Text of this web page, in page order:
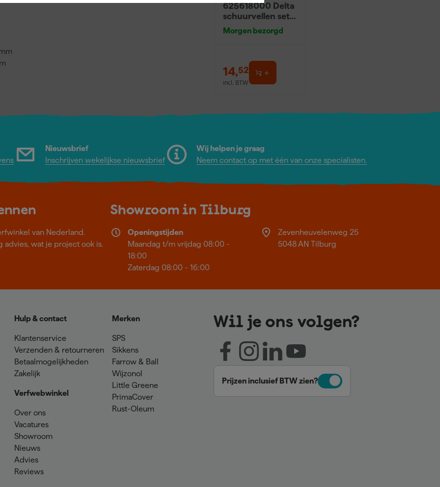
625618000 Delta
schuurvellen set
voor verf en lak -
100x150mm -
Morgen bezorgd
14,52
incl. BTW
Nieuwsbrief
Inschrijven wekelijkse nieuwsbrief
Wij helpen je graag
Neem contact op met één van onze specialisten.
van Nederland.
wat je project ook is.
Showroom in Tilburg
Openingstijden
Maandag t/m vrijdag 08:00 -
18:00
Zaterdag 08:00 - 16:00
Zevenheuvelenweg 25
5048 AN Tilburg
Hulp & contact
Klantenservice
Verzenden & retourneren
Betaalmogelijkheden
Zakelijk
Verfwebwinkel
Over ons
Vacatures
Showroom
Nieuws
Advies
Reviews
Merken
SPS
Sikkens
Farrow & Ball
Wijzonol
Little Greene
PrimaCover
Rust-Oleum
Wil je ons volgen?
Prijzen inclusief BTW zien?